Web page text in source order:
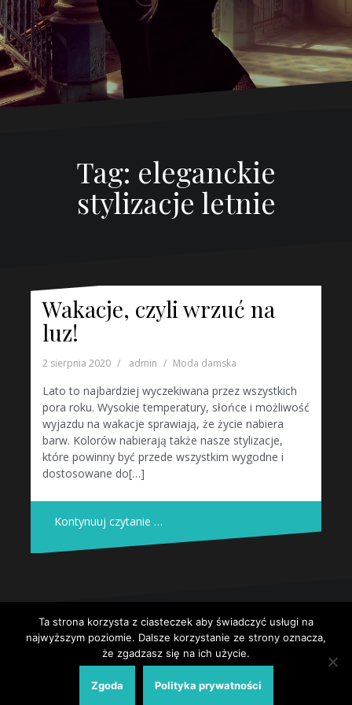
Tag: eleganckie
stylizacje letnie
Wakacje, czyli wrzuć na
luz!
2 sierpnia 2020 admin Moda damska
Lato to najbardziej wyczekiwana przez wszystkich
pora roku. Wysokie temperatury, słońce i możliwość
wyjazdu na wakacje sprawiają, że życie nabiera
barw. Kolorów nabierają także nasze stylizacje,
które powinny być przede wszystkim wygodne i
dostosowane do[…]
Kontynuuj czytanie …
Dumnie wspierane przez WordPressa|Szablon:Obliqueby
Themeisle.
Strona główna Polityka prywatności
Ta strona korzysta z ciasteczek aby świadczyć usługi na
najwyższym poziomie. Dalsze korzystanie ze strony oznacza,
że zgadzasz się na ich użycie.
Zgoda Polityka prywatności